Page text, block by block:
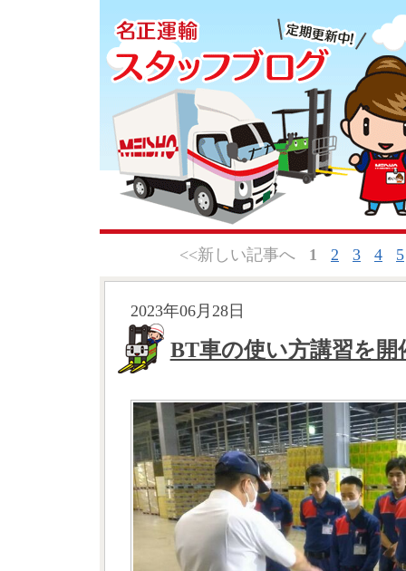
<<新しい記事へ 1 2 3 4 5
2023年06月28日
BT車の使い方講習を開